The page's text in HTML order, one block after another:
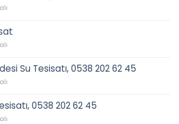
Su Tesisatı, 0538 202 62 45
0538 202 62 45